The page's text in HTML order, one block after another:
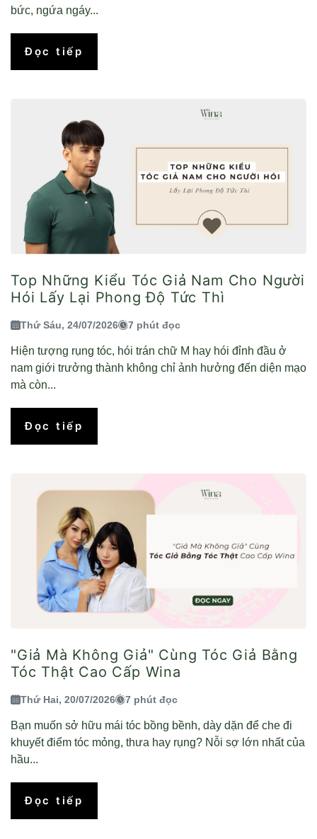
bức, ngứa ngáy...
Đọc tiếp
Top Những Kiểu Tóc Giả Nam Cho Người
Hói Lấy Lại Phong Độ Tức Thì
Thứ Sáu, 24/07/2026 7 phút đọc
Hiện tượng rụng tóc, hói trán chữ M hay hói đỉnh đầu ở
nam giới trưởng thành không chỉ ảnh hưởng đến diện mạo
mà còn...
Đọc tiếp
"Giả Mà Không Giả" Cùng Tóc Giả Bằng
Tóc Thật Cao Cấp Wina
Thứ Hai, 20/07/2026 7 phút đọc
Bạn muốn sở hữu mái tóc bồng bềnh, dày dặn để che đi
khuyết điểm tóc mỏng, thưa hay rụng? Nỗi sợ lớn nhất của
hầu...
Đọc tiếp